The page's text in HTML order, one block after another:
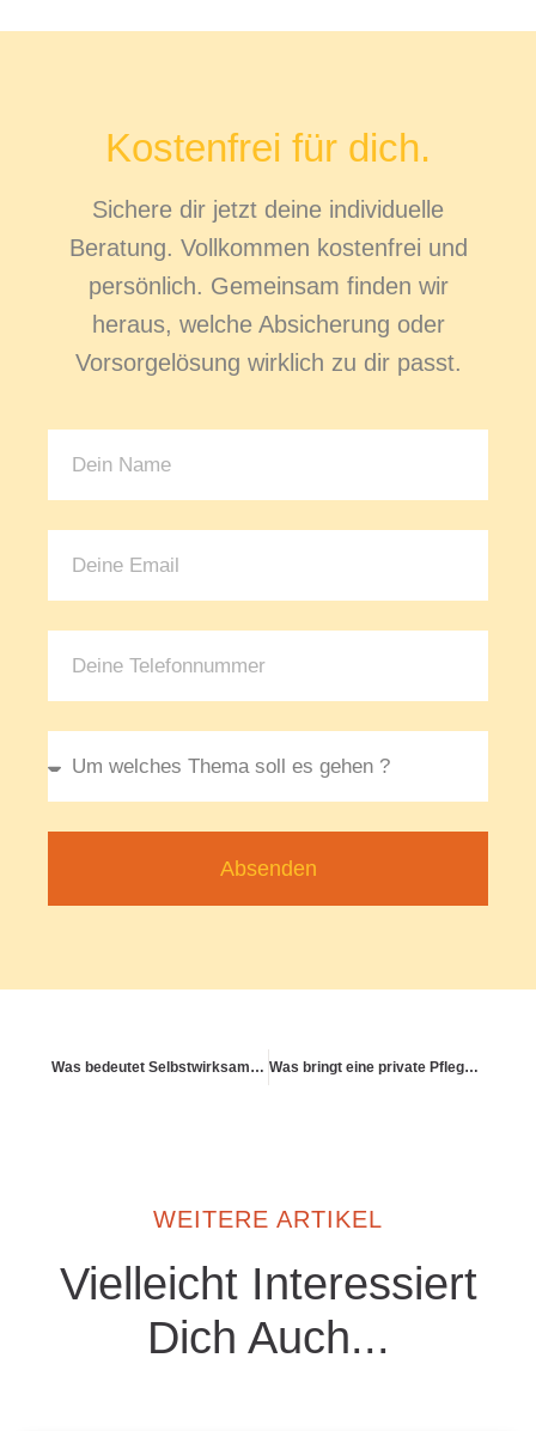
Kostenfrei für dich.
Sichere dir jetzt deine individuelle
Beratung. Vollkommen kostenfrei und
persönlich. Gemeinsam finden wir
heraus, welche Absicherung oder
Vorsorgelösung wirklich zu dir passt.
Absenden
Was bedeutet Selbstwirksamkeit in stürmischen Zeiten? Was bringt eine private Pflegezusatzversicherung?
WEITERE ARTIKEL
Vielleicht Interessiert
Dich Auch...